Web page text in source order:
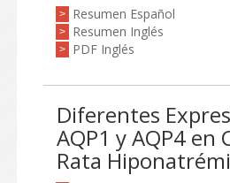
> Resumen Español
> Resumen Inglés
> PDF Inglés
Diferentes
AQP1 y AQP4 en
Rata